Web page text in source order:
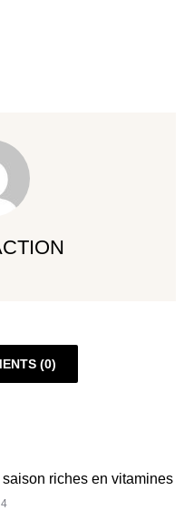
(0)
riches en vitamines